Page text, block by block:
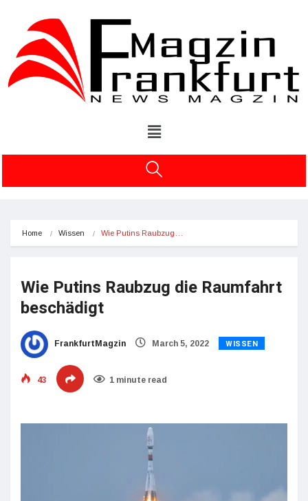
Home Wissen Wie Putins Raubzug…
Wie Putins Raubzug die Raumfahrt
beschädigt
FrankfurtMagzin March 5, 2022 WISSEN
43 1 minute read